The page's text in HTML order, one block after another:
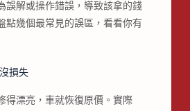
誤解或操作錯誤，導致該拿的錢
點幾個最常見的誤區，看看你有
損失
得漂亮，車就恢復原價。實際